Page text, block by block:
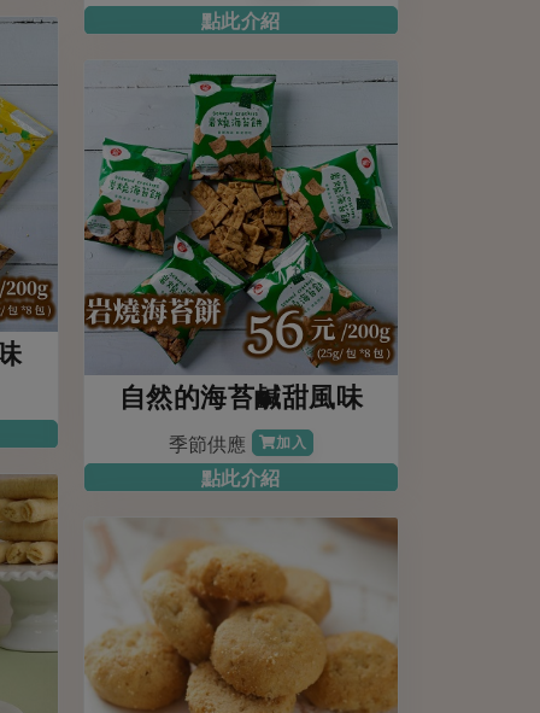
點此介紹
自然的海苔鹹甜風味
季節供應 加入
點此介紹